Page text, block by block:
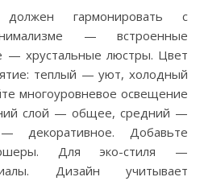
гармонировать с
— встроенные
— хрустальные люстры. Цвет
теплый — уют, холодный
многоуровневое освещение
слой — общее, средний —
декоративное. Добавьте
Для эко-стиля —
Дизайн учитывает